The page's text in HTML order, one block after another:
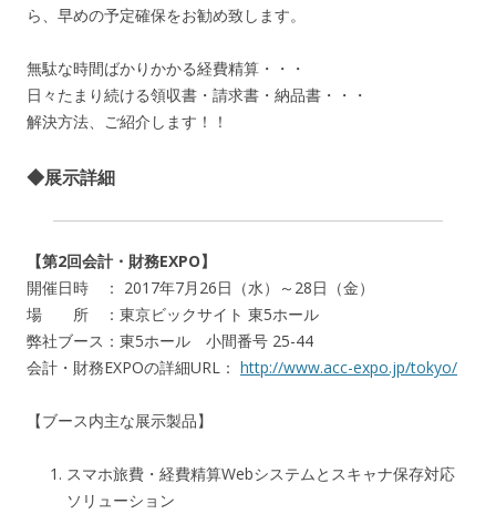
ら、早めの予定確保をお勧め致します。
無駄な時間ばかりかかる経費精算・・・
日々たまり続ける領収書・請求書・納品書・・・
解決方法、ご紹介します！！
◆展示詳細
【第2回会計・財務EXPO】
開催日時 ： 2017年7月26日（水）～28日（金）
場 所 ：東京ビックサイト 東5ホール
弊社ブース：東5ホール 小間番号 25-44
会計・財務EXPOの詳細URL： http://www.acc-expo.jp/tokyo/
【ブース内主な展示製品】
スマホ旅費・経費精算Webシステムとスキャナ保存対応
ソリューション